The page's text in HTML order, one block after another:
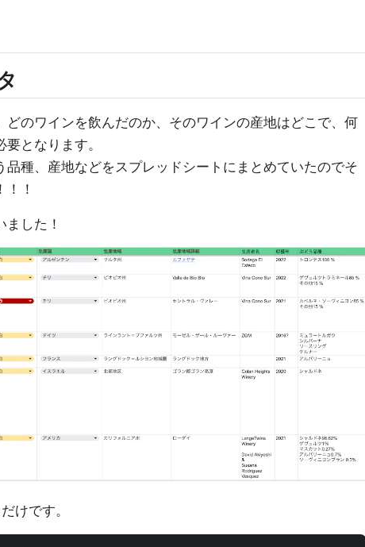
どのワインを飲んだのか、そのワインの産地はどこで、何
となります。
種、産地などをスプレッドシートにまとめていたのでそ
！
した！
けです。